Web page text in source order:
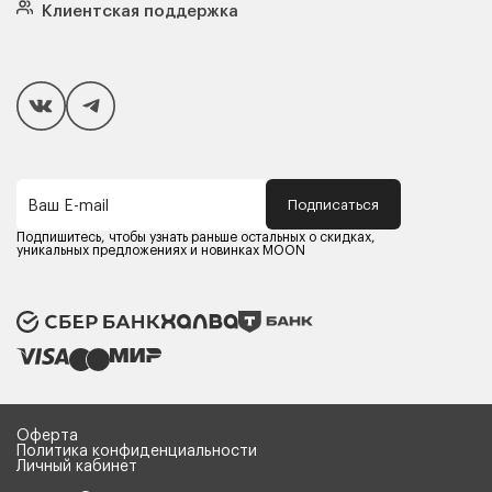
Чехлы и наматрасники
Покупателям
Способы оплаты
Компания MOON
Оферта
Политика конфиденциальности
Карьера в MOON
Клиентская поддержка
Ваш E-mail Подписаться
Подпишитесь, чтобы узнать раньше остальных о скидках,
уникальных предложениях и новинках MOON
Оферта
Политика конфиденциальности
Личный кабинет